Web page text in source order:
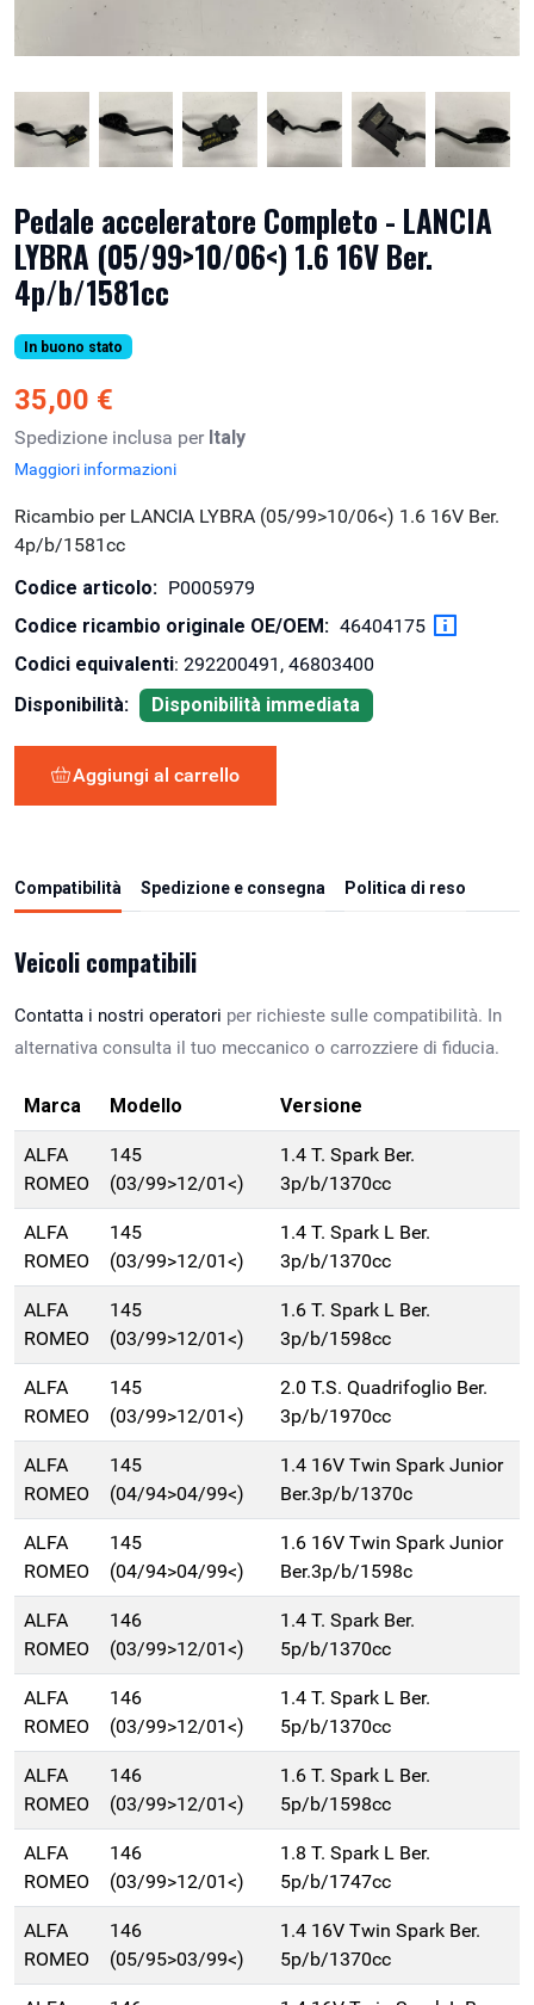
Pedale acceleratore Completo - LANCIA
LYBRA (05/99>10/06<) 1.6 16V Ber.
4p/b/1581cc
In buono stato
35,00 €
Spedizione inclusa per Italy
Maggiori informazioni
Ricambio per LANCIA LYBRA (05/99>10/06<) 1.6 16V Ber.
4p/b/1581cc
Codice articolo: P0005979
Codice ricambio originale OE/OEM: 46404175
Codici equivalenti: 292200491, 46803400
Disponibilità:
Disponibilità immediata
Aggiungi al carrello
Compatibilità Spedizione e consegna Politica di reso
Veicoli compatibili
Contatta i nostri operatori per richieste sulle compatibilità. In
alternativa consulta il tuo meccanico o carrozziere di fiducia.
Marca Modello Versione
ALFA
ROMEO
145
(03/99>12/01<)
1.4 T. Spark Ber.
3p/b/1370cc
ALFA
ROMEO
145
(03/99>12/01<)
1.4 T. Spark L Ber.
3p/b/1370cc
ALFA
ROMEO
145
(03/99>12/01<)
1.6 T. Spark L Ber.
3p/b/1598cc
ALFA
ROMEO
145
(03/99>12/01<)
2.0 T.S. Quadrifoglio Ber.
3p/b/1970cc
ALFA
ROMEO
145
(04/94>04/99<)
1.4 16V Twin Spark Junior
Ber.3p/b/1370c
ALFA
ROMEO
145
(04/94>04/99<)
1.6 16V Twin Spark Junior
Ber.3p/b/1598c
ALFA
ROMEO
146
(03/99>12/01<)
1.4 T. Spark Ber.
5p/b/1370cc
ALFA
ROMEO
146
(03/99>12/01<)
1.4 T. Spark L Ber.
5p/b/1370cc
ALFA
ROMEO
146
(03/99>12/01<)
1.6 T. Spark L Ber.
5p/b/1598cc
ALFA
ROMEO
146
(03/99>12/01<)
1.8 T. Spark L Ber.
5p/b/1747cc
ALFA
ROMEO
146
(05/95>03/99<)
1.4 16V Twin Spark Ber.
5p/b/1370cc